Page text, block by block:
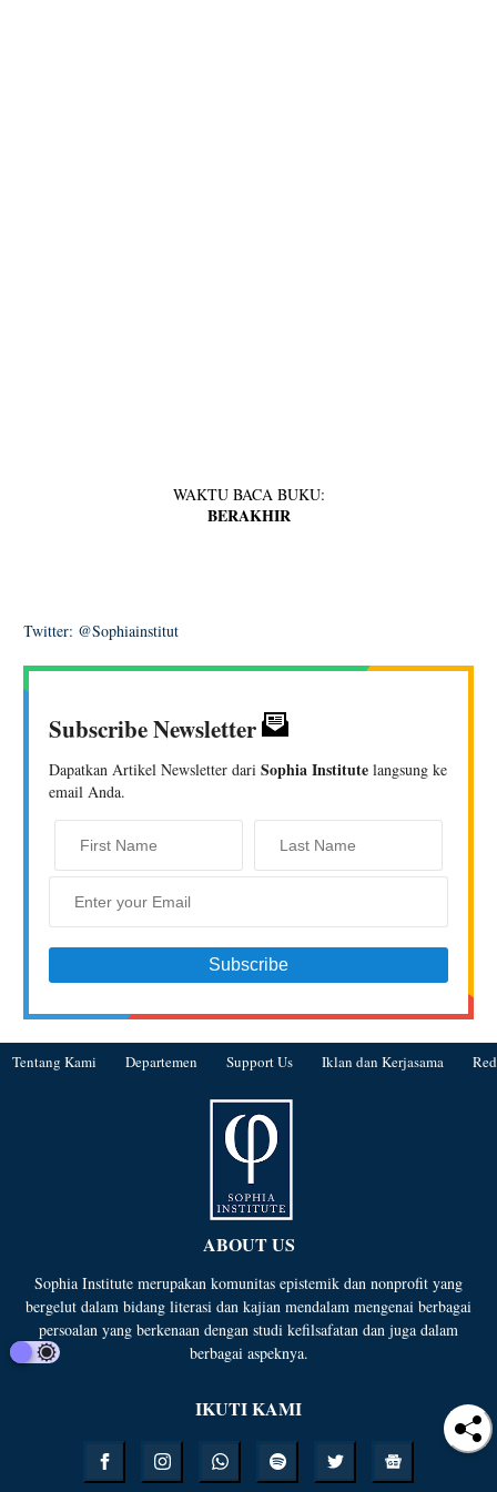
WAKTU BACA BUKU:
BERAKHIR
Twitter: @Sophiainstitut
Subscribe Newsletter
Dapatkan Artikel Newsletter dari Sophia Institute langsung ke
email Anda.
Tentang Kami Departemen Support Us Iklan dan Kerjasama
ABOUT US
Sophia Institute merupakan komunitas epistemik dan nonprofit yang
bergelut dalam bidang literasi dan kajian mendalam mengenai berbagai
persoalan yang berkenaan dengan studi kefilsafatan dan juga dalam
berbagai aspeknya.
IKUTI KAMI